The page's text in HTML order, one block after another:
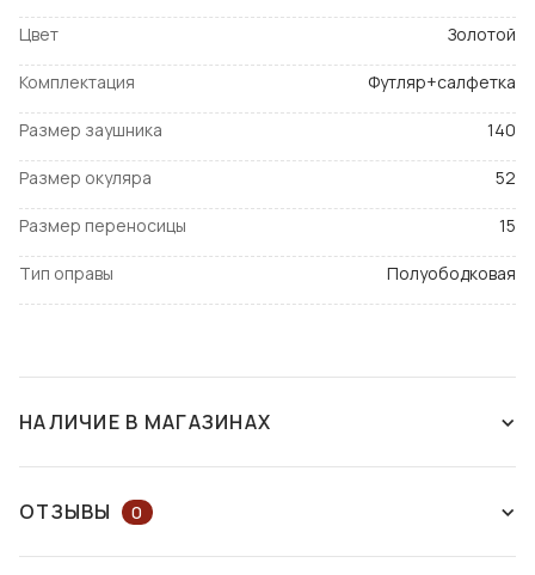
Цвет Золотой
Комплектация Футляр+салфетка
Размер заушника 140
Размер окуляра 52
Размер переносицы 15
Тип оправы Полуободковая
НАЛИЧИЕ В МАГАЗИНАХ
ОТЗЫВЫ 0